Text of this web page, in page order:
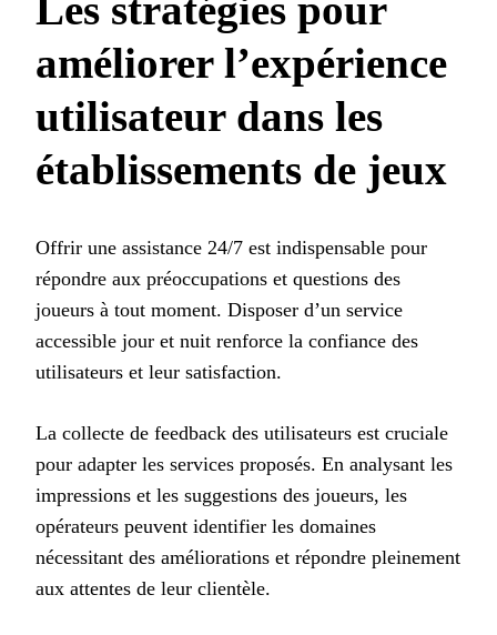
améliorer l’expérience
utilisateur dans les
établissements de jeux
Offrir une assistance 24/7 est indispensable pour
répondre aux préoccupations et questions des
joueurs à tout moment. Disposer d’un service
accessible jour et nuit renforce la confiance des
utilisateurs et leur satisfaction.
La collecte de feedback des utilisateurs est cruciale
pour adapter les services proposés. En analysant les
impressions et les suggestions des joueurs, les
opérateurs peuvent identifier les domaines
nécessitant des améliorations et répondre pleinement
aux attentes de leur clientèle.